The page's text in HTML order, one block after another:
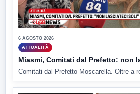
6 AGOSTO 2026
ATTUALITÀ
Miasmi, Comitati dal Prefetto: non
Comitati dal Prefetto Moscarella. Oltre a